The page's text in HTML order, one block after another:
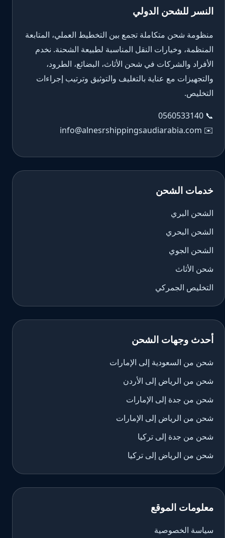
النسر للشحن الدولي
منظومة شحن متكاملة تجمع بين التخطيط العملي، المتابعة
المنظمة، وخيارات النقل المناسبة لطبيعة الشحنة. نخدم
الأفراد والشركات في شحن الأثاث، البضائع، الطرود،
والتجهيزات مع عناية بالتغليف والتوثيق وترتيب إجراءات
التخليص.
📞
0560533140
✉️
info@alnesrshippingsaudiarabia.com
خدمات الشحن
الشحن البري
الشحن البحري
الشحن الجوي
شحن الأثاث
التخليص الجمركي
أحدث وجهات الشحن
شحن من السعودية إلى الإمارات
شحن من الرياض إلى الأردن
شحن من جدة إلى الإمارات
شحن من الرياض إلى الإمارات
شحن من جدة إلى تركيا
شحن من الرياض إلى تركيا
معلومات الموقع
سياسة الخصوصية